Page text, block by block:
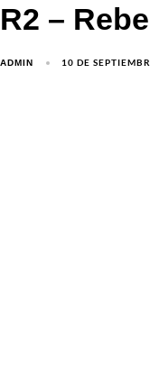
R2 –
ADMIN 10 DE